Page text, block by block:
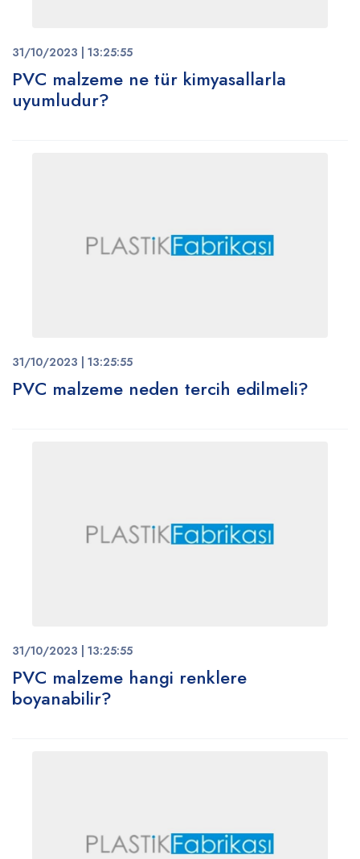
31/10/2023 | 13:25:55
PVC malzeme ne tür kimyasallarla
uyumludur?
31/10/2023 | 13:25:55
PVC malzeme neden tercih edilmeli?
31/10/2023 | 13:25:55
PVC malzeme hangi renklere
boyanabilir?